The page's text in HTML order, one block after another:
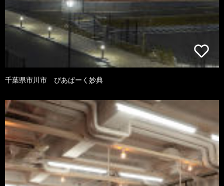
千葉県市川市 ぴあぱーく妙典